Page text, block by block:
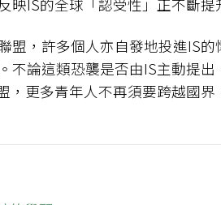
映IS的全球「認受性」正不斷提
盟，許多個人亦自發地投進IS
不論這類恐襲是否由IS主動提
，更多青年人不再須要跨越國